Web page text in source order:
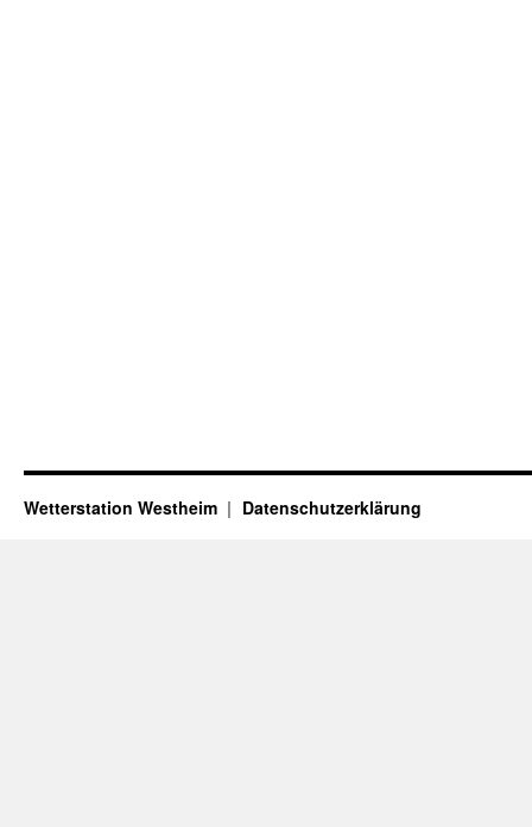
Wetterstation Westheim Datenschutzerklärung